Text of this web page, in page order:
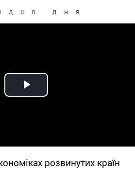
дня
Play Video
розвинутих країн